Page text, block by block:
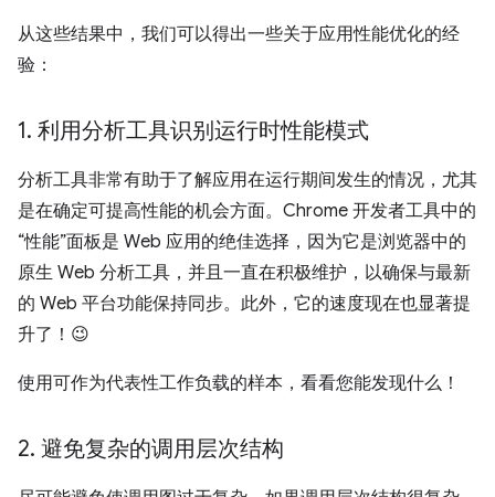
从这些结果中，我们可以得出一些关于应用性能优化的经
验：
1. 利用分析工具识别运行时性能模式
分析工具非常有助于了解应用在运行期间发生的情况，尤其
是在确定可提高性能的机会方面。Chrome 开发者工具中的
“性能”面板是 Web 应用的绝佳选择，因为它是浏览器中的
原生 Web 分析工具，并且一直在积极维护，以确保与最新
的 Web 平台功能保持同步。此外，它的速度现在也显著提
升了！😉
使用可作为代表性工作负载的样本，看看您能发现什么！
2. 避免复杂的调用层次结构